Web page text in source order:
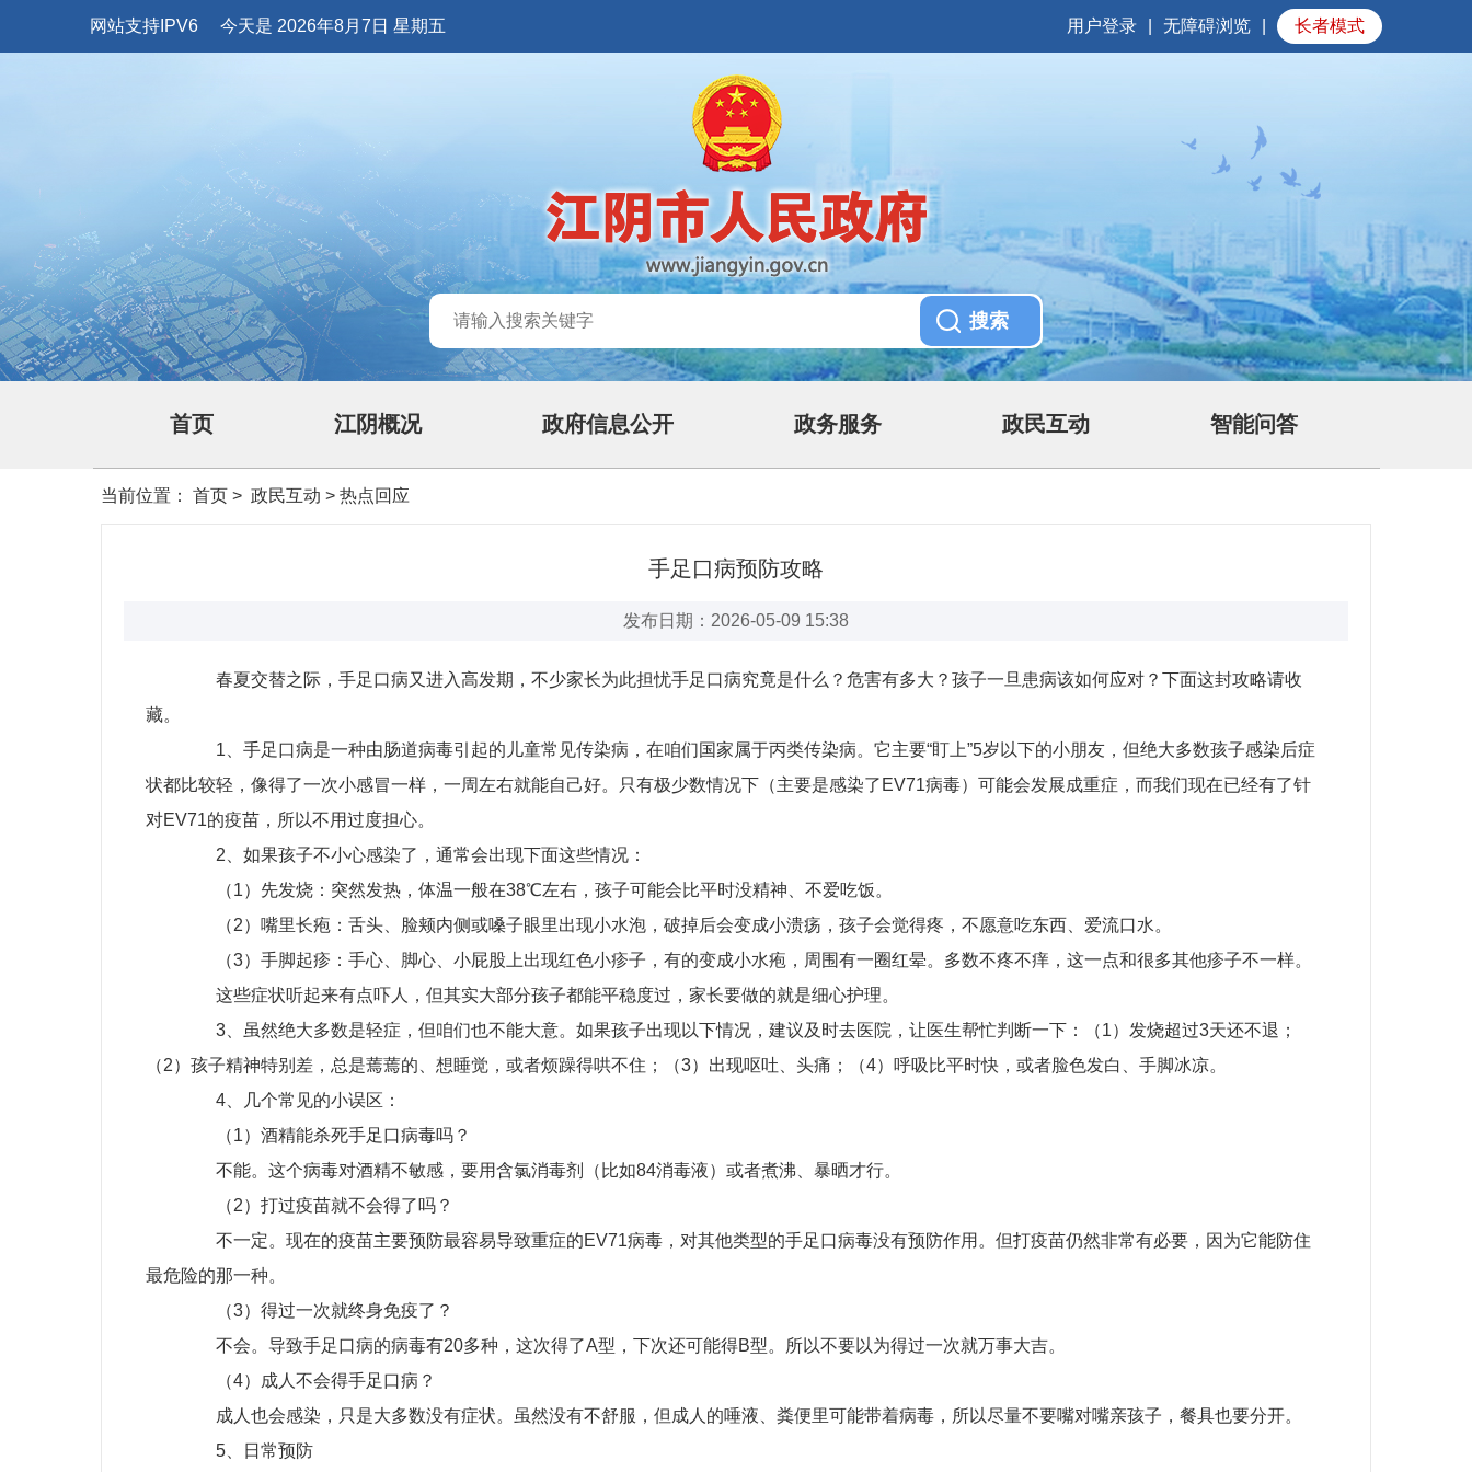
网站支持IPV6 今天是 2026年8月7日 星期五 用户登录 无障碍浏览 长者模式
首页 江阴概况 政府信息公开 政务服务 政民互动 智能问答
当前位置： 首页 > 政民互动 > 热点回应
手足口病预防攻略
发布日期：2026-05-09 15:38
春夏交替之际，手足口病又进入高发期，不少家长为此担忧手足口病究竟是什么？危害有多大？孩子一旦患病该如何应对？下面这封攻略请收
藏。
1、手足口病是一种由肠道病毒引起的儿童常见传染病，在咱们国家属于丙类传染病。它主要“盯上”5岁以下的小朋友，但绝大多数孩子感染后症
状都比较轻，像得了一次小感冒一样，一周左右就能自己好。只有极少数情况下（主要是感染了EV71病毒）可能会发展成重症，而我们现在已经有了针
对EV71的疫苗，所以不用过度担心。
2、如果孩子不小心感染了，通常会出现下面这些情况：
（1）先发烧：突然发热，体温一般在38℃左右，孩子可能会比平时没精神、不爱吃饭。
（2）嘴里长疱：舌头、脸颊内侧或嗓子眼里出现小水泡，破掉后会变成小溃疡，孩子会觉得疼，不愿意吃东西、爱流口水。
（3）手脚起疹：手心、脚心、小屁股上出现红色小疹子，有的变成小水疱，周围有一圈红晕。多数不疼不痒，这一点和很多其他疹子不一样。
这些症状听起来有点吓人，但其实大部分孩子都能平稳度过，家长要做的就是细心护理。
3、虽然绝大多数是轻症，但咱们也不能大意。如果孩子出现以下情况，建议及时去医院，让医生帮忙判断一下：（1）发烧超过3天还不退；
（2）孩子精神特别差，总是蔫蔫的、想睡觉，或者烦躁得哄不住；（3）出现呕吐、头痛；（4）呼吸比平时快，或者脸色发白、手脚冰凉。
4、几个常见的小误区：
（1）酒精能杀死手足口病毒吗？
不能。这个病毒对酒精不敏感，要用含氯消毒剂（比如84消毒液）或者煮沸、暴晒才行。
（2）打过疫苗就不会得了吗？
不一定。现在的疫苗主要预防最容易导致重症的EV71病毒，对其他类型的手足口病毒没有预防作用。但打疫苗仍然非常有必要，因为它能防住
最危险的那一种。
（3）得过一次就终身免疫了？
不会。导致手足口病的病毒有20多种，这次得了A型，下次还可能得B型。所以不要以为得过一次就万事大吉。
（4）成人不会得手足口病？
成人也会感染，只是大多数没有症状。虽然没有不舒服，但成人的唾液、粪便里可能带着病毒，所以尽量不要嘴对嘴亲孩子，餐具也要分开。
5、日常预防